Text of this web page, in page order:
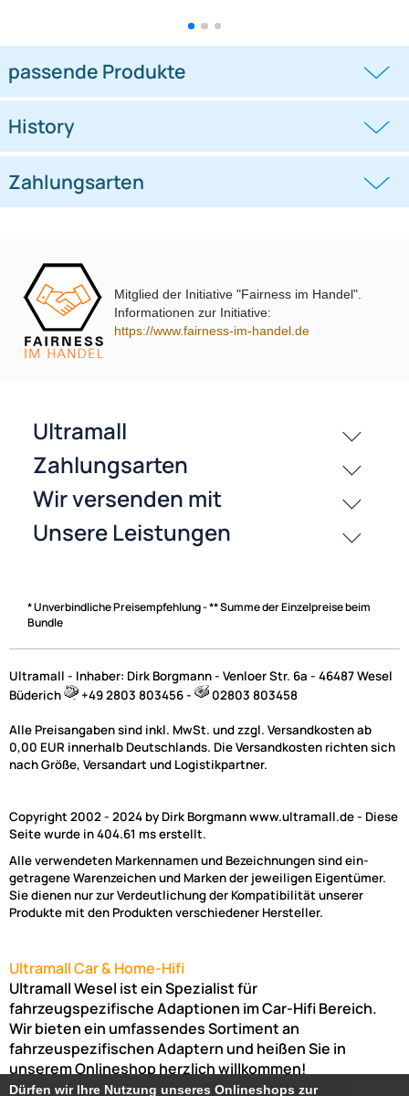
Ethernet 0772.06482 HQ
Flachkabel 10m
((0))
Flachkabel 3m
passende Produkte
History
Zahlungsarten
Mitglied der Initiative "Fairness im Handel".
Informationen zur Initiative:
https://www.fairness-im-handel.de
* Unverbindliche Preisempfehlung - ** Summe der Einzelpreise beim
Bundle
Ultramall - Inhaber: Dirk Borgmann - Venloer Str. 6a - 46487 Wesel
Büderich
+49 2803 803456 - 02803 803458
Alle Preisangaben sind inkl. MwSt. und zzgl. Versandkosten ab
0,00 EUR innerhalb Deutschlands. Die Versandkosten richten sich
nach Größe, Versandart und Logistikpartner.
Copyright 2002 - 2024 by Dirk Borgmann www.ultramall.de - Diese
Seite wurde in 404.61 ms erstellt.
Alle verwendeten Markennamen und Bezeichnungen sind ein-
getragene Warenzeichen und Marken der jeweiligen Eigentümer.
Sie dienen nur zur Verdeutlichung der Kompatibilität unserer
Produkte mit den Produkten verschiedener Hersteller.
Ultramall Car & Home-Hifi
Ultramall Wesel ist ein Spezialist für
fahrzeugspezifische Adaptionen im Car-Hifi Bereich.
Wir bieten ein umfassendes Sortiment an
fahrzeuspezifischen Adaptern und heißen Sie in
unserem Onlineshop herzlich willkommen!
Venloer Str. 6a46487 WeselNordrhein-Westfalen
Dürfen wir Ihre Nutzung unseres Onlineshops zur
Dürfen wir Ihre Nutzung unseres Onlineshops zur